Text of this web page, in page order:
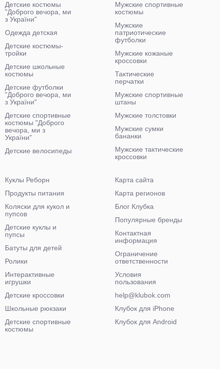
Детские костюмы
"Доброго вечора, ми
з України"
Одежда детская
Детские костюмы-
тройки
Детские школьные
костюмы
Детские футболки
"Доброго вечора, ми
з України"
Детские спортивные
костюмы "Доброго
вечора, ми з
України"
Детские велосипеды
Мужские спортивные
костюмы
Мужские
патриотические
футболки
Мужские кожаные
кроссовки
Тактические
перчатки
Мужские спортивные
штаны
Мужские толстовки
Мужские сумки
бананки
Мужские тактические
кроссовки
Куклы Реборн
Продукты питания
Коляски для кукол и
пупсов
Детские куклы и
пупсы
Батуты для детей
Ролики
Интерактивные
игрушки
Детские кроссовки
Школьные рюкзаки
Детские спортивные
костюмы
Карта сайта
Карта регионов
Блог Клубка
Популярные бренды
Контактная
информация
Ограничение
ответственности
Условия
пользования
help@klubok.com
Клубок для iPhone
Клубок для Android